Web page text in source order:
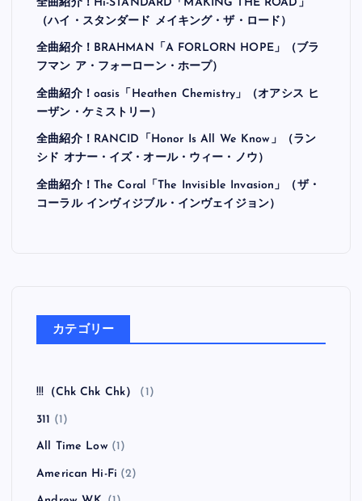
全曲紹介！Hi-STANDARD「MAKING THE ROAD」
（ハイ・スタンダード メイキング・ザ・ロード）
全曲紹介！BRAHMAN「A FORLORN HOPE」（ブラ
フマン ア・フォーローン・ホープ）
全曲紹介！oasis「Heathen Chemistry」（オアシス ヒ
ーザン・ケミストリー）
全曲紹介！RANCID「Honor Is All We Know」（ラン
シド オナー・イズ・オール・ウィー・ノウ）
全曲紹介！The Coral「The Invisible Invasion」（ザ・
コーラル インヴィジブル・インヴェイジョン）
カテゴリー
!!!（Chk Chk Chk） (1)
311 (1)
All Time Low(1)
American Hi-Fi (2)